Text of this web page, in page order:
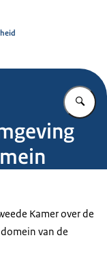
Kamer over de
van de